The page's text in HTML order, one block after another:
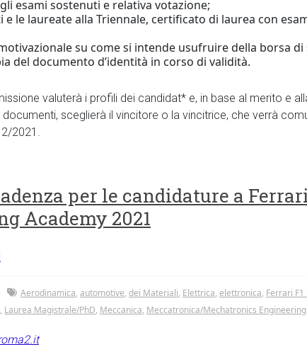
esami sostenuti e relativa votazione;
e le laureate alla Triennale, certificato di laurea con
su come si intende usufruire della borsa di
del documento d’identità in corso di validità.
valuterà i profili dei candidat* e, in base al merito e
sceglierà il vincitore o la vincitrice, che verrà
2021.
per le candidature a
Academy 2021
Aerodinamica, automotive, dei Materiali, Elettrica, elettronica, Ferrari
, Laurea Magistrale/PhD, Meccanica, Meccatronica/Mechatronics Engineering